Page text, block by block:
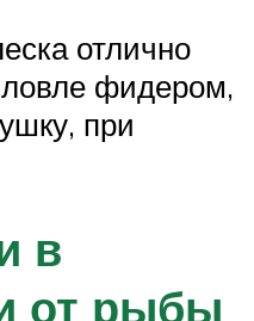
отлично
фидером,
при
в
от рыбы